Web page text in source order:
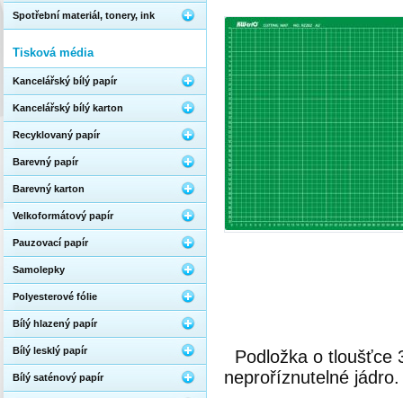
Podložka o tloušťce
neproříznutel­né jádro.
Spotřební materiál, tonery, ink
Tisková média
Kancelářský bílý papír
Kancelářský bílý karton
Recyklovaný papír
Barevný papír
Barevný karton
Velkoformátový papír
Pauzovací papír
Samolepky
Polyesterové fólie
Bílý hlazený papír
Bílý lesklý papír
Bílý saténový papír